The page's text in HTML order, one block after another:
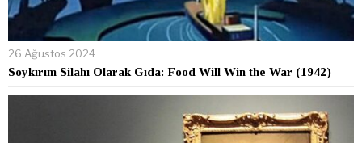
26 Ağustos 2024
Soykırım Silahı Olarak Gıda: Food Will Win the War (1942)